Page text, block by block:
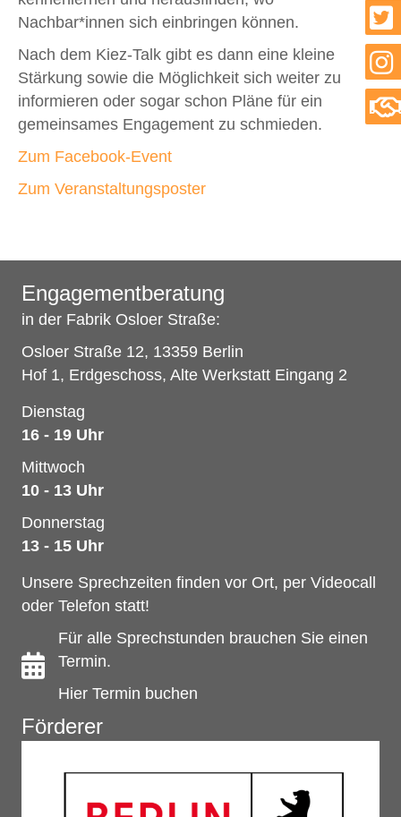
Nachbar*innen sich einbringen können.
Nach dem Kiez-Talk gibt es dann eine kleine
Stärkung sowie die Möglichkeit sich weiter zu
informieren oder sogar schon Pläne für ein
gemeinsames Engagement zu schmieden.
Zum Facebook-Event
Zum Veranstaltungsposter
Engagementberatung
in der Fabrik Osloer Straße:
Osloer Straße 12, 13359 Berlin
Hof 1, Erdgeschoss, Alte Werkstatt Eingang 2
Dienstag
16 - 19 Uhr
Mittwoch
10 - 13 Uhr
Donnerstag
13 - 15 Uhr
Unsere Sprechzeiten finden vor Ort, per Videocall
oder Telefon statt!
Für alle Sprechstunden brauchen Sie einen
Termin.
Hier Termin buchen
Förderer